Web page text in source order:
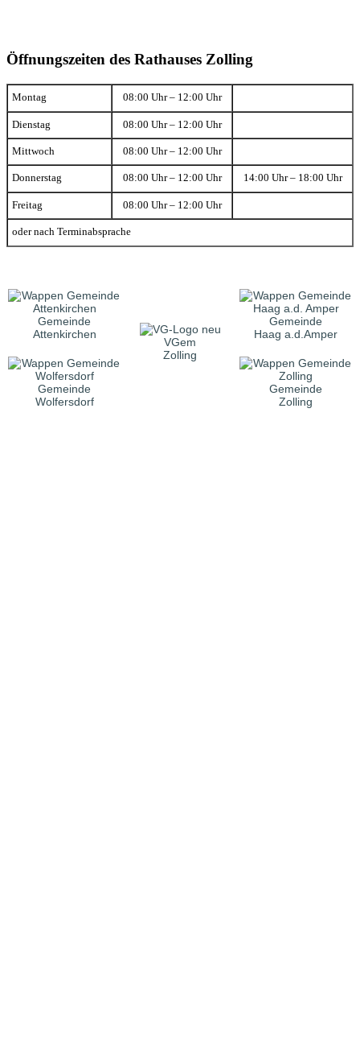
Öffnungszeiten des Rathauses Zolling
Montag 08:00 Uhr – 12:00 Uhr
Dienstag 08:00 Uhr – 12:00 Uhr
Mittwoch 08:00 Uhr – 12:00 Uhr
Donnerstag 08:00 Uhr – 12:00 Uhr 14:00 Uhr – 18:00 Uhr
Freitag 08:00 Uhr – 12:00 Uhr
oder nach Terminabsprache
Gemeinde
Attenkirchen
VGem
Zolling
Gemeinde
Haag a.d.Amper
Gemeinde
Wolfersdorf
Gemeinde
Zolling